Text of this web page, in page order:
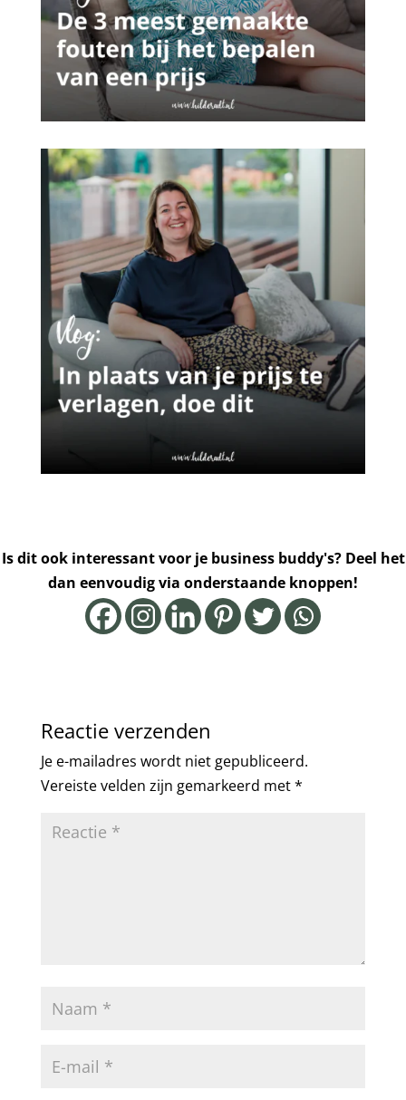
Is dit ook interessant voor je business buddy's? Deel het
dan eenvoudig via onderstaande knoppen!
Reactie verzenden
Je e-mailadres wordt niet gepubliceerd.
Vereiste velden zijn gemarkeerd met*